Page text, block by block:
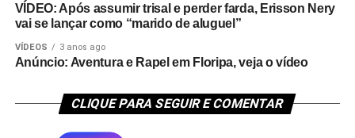
VÍDEO: Após assumir trisal e perder farda, Erisson Nery
vai se lançar como “marido de aluguel”
VÍDEOS 3 anos ago
Anúncio: Aventura e Rapel em Floripa, veja o vídeo
CLIQUE PARA SEGUIR E COMENTAR